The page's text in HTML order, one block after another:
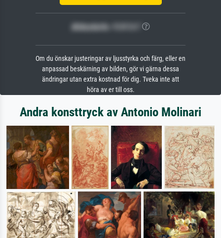
Bildschärfe:
Om du önskar justeringar av ljusstyrka och färg, eller en
anpassad beskärning av bilden, gör vi gärna dessa
ändringar utan extra kostnad för dig. Tveka inte att
höra av er till oss.
Andra konsttryck av Antonio Molinari